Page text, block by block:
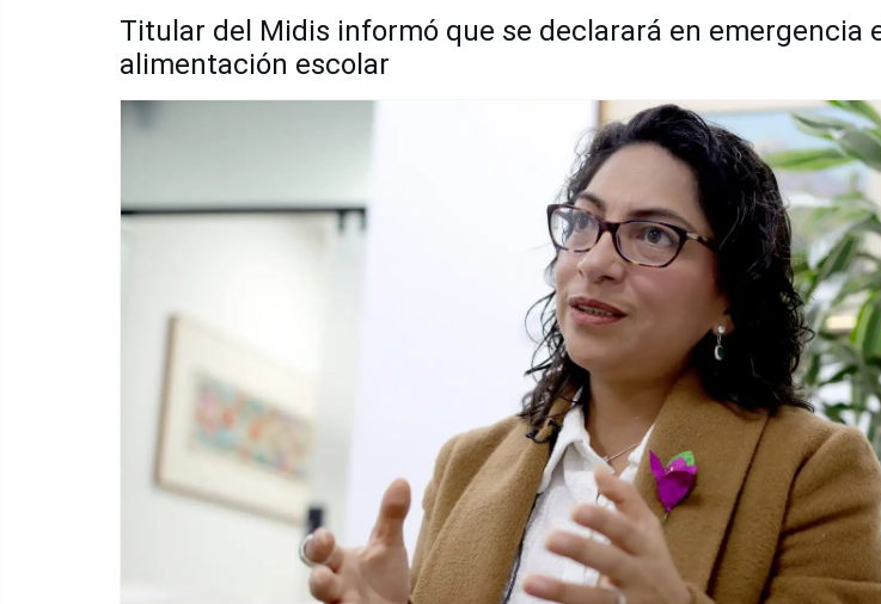
Titular del Midis informó que se declarará en emergencia
alimentación escolar